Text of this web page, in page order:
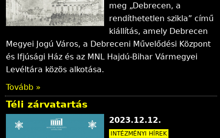
meg „Debrecen, a
rendíthetetlen szikla” című
kiállítás, amely Debrecen
Megyei Jogú Város, a Debreceni Művelődési Központ
és Ifjúsági Ház és az MNL Hajdú-Bihar Vármegyei
Levéltára közös alkotása.
Tovább »
Téli zárvatartás
2023.12.12.
INTÉZMÉNYI HÍREK